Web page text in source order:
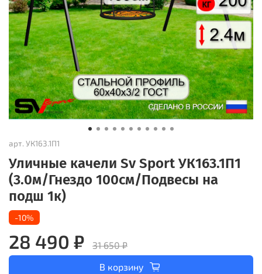
арт. УК163.1П1
Уличные качели Sv Sport УК163.1П1
(3.0м/Гнездо 100см/Подвесы на
подш 1к)
-10%
28 490 ₽
31 650 ₽
В корзину